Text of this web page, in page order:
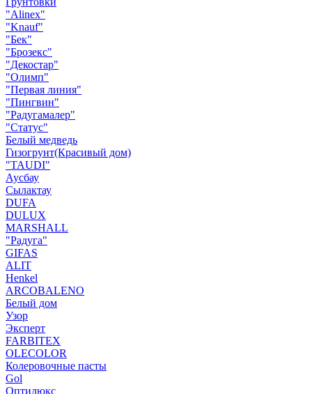
"Alinex"
"Knauf"
"Бек"
"Брозекс"
"Декостар"
"Олимп"
"Первая линия"
"Пингвин"
"Радугамалер"
"Статус"
Белый медведь
Гизогрунт(Красивый дом)
"TAUDI"
Аусбау
Сылактау
DUFA
DULUX
MARSHALL
"Радуга"
GIFAS
ALIT
Henkel
ARCOBALENO
Белый дом
Узор
Эксперт
FARBITEX
OLECOLOR
Колеровочные пасты
Gol
Оптилюкс